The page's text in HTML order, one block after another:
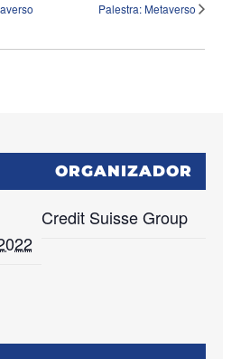
Palestra: Metaverso
ORGANIZADOR
Credit Suisse Group